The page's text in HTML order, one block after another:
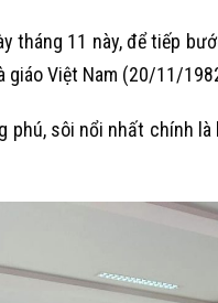
tháng 11 này, để tiếp
giáo Việt Nam (20/11/
phú, sôi nổi nhất chính là